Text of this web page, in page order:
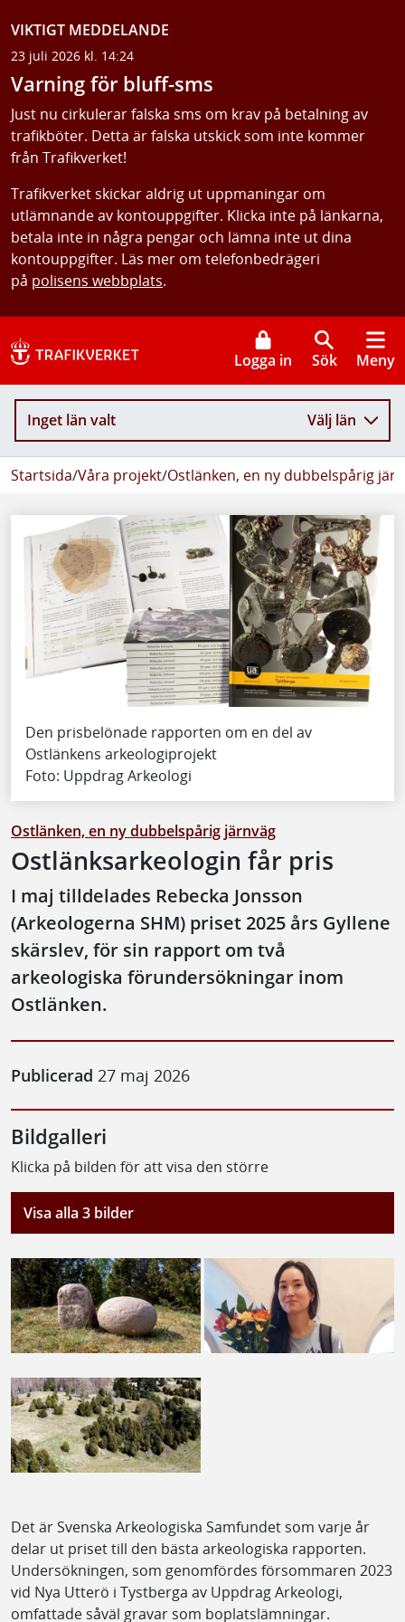
VIKTIGT MEDDELANDE
23 juli 2026 kl. 14:24
Varning för bluff-sms
Just nu cirkulerar falska sms om krav på betalning av
trafikböter. Detta är falska utskick som inte kommer
från Trafikverket!
Trafikverket skickar aldrig ut uppmaningar om
utlämnande av kontouppgifter. Klicka inte på länkarna,
betala inte in några pengar och lämna inte ut dina
kontouppgifter. Läs mer om telefonbedrägeri
på polisens webbplats.
Logga in Sök Meny
Inget län valt Välj län
Startsida/Våra projekt/Ostlänken, en ny dubbelspårig
Den prisbelönade rapporten om en del av
Ostlänkens arkeologiprojekt
Foto: Uppdrag Arkeologi
Ostlänken, en ny dubbelspårig järnväg
Ostlänksarkeologin får pris
I maj tilldelades Rebecka Jonsson
(Arkeologerna SHM) priset 2025 års Gyllene
skärslev, för sin rapport om två
arkeologiska förundersökningar inom
Ostlänken.
Publicerad 27 maj 2026
Bildgalleri
Klicka på bilden för att visa den större
Visa alla 3 bilder
Det är Svenska Arkeologiska Samfundet som varje år
delar ut priset till den bästa arkeologiska rapporten.
Undersökningen, som genomfördes försommaren 2023
vid Nya Utterö i Tystberga av Uppdrag Arkeologi,
omfattade såväl gravar som boplatslämningar.